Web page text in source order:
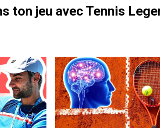
ton jeu avec Tennis